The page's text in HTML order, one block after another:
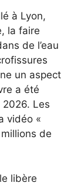
à Lyon,
la faire
de l’eau
un aspect
a été
Les
vidéo «
de
libère